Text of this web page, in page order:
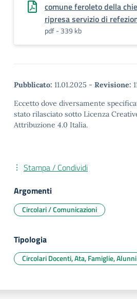
comune feroleto della
ripresa servizio di
pdf - 339 kb
Pubblicato: 11.01.2025 - Revisione:
Eccetto dove diversamente
stato rilasciato sotto Licenza
Attribuzione 4.0 Italia.
Stampa / Condividi
Argomenti
Circolari / Comunicazioni
Tipologia
Circolari Docenti, Ata, Famiglie, Alunni